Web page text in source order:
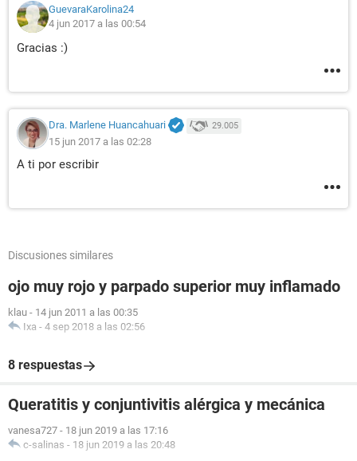
GuevaraKarolina24
4 jun 2017 a las 00:54
Gracias :)
Dra. Marlene Huancahuari 29.005
15 jun 2017 a las 02:28
A ti por escribir
Discusiones similares
ojo muy rojo y parpado superior muy inflamado
klau - 14 jun 2011 a las 00:35
Ixa - 4 sep 2018 a las 02:56
8 respuestas
Queratitis y conjuntivitis alérgica y mecánica
vanesa727 - 18 jun 2019 a las 17:16
c-salinas - 18 jun 2019 a las 20:48